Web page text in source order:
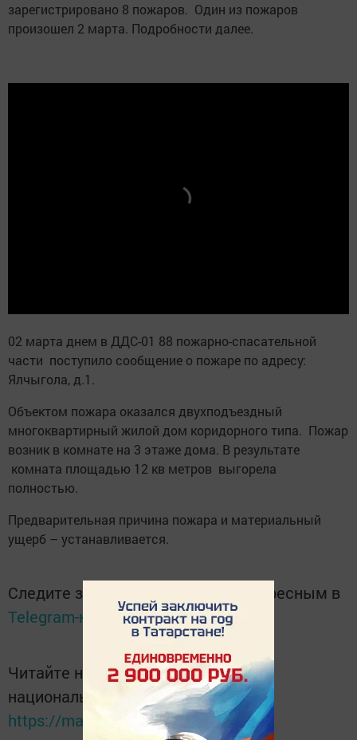
зарегистрировано 8 пожаров. Один из пожаров
произошел 2 марта. Подробности далее.
02 марта днем в ДДС-01 88 пожарно-спасательной
части поступило сообщение о пожаре по адресу:
Ялчыгола, д.1.
Объектом пожара оказался двухподъездный
многоквартирный жилой дом коридорного типа. Пожар
возник в комнате на 3 этаже дома. В результате
комната площадью 12 кв метров выгорела
полностью.
Предварительная причина пожара и материальный
ущерб – устанавливается.
Следите за самым важным и интересным в
Telegram-каналеТатмедиа
Читайте новости Татарстана в
национальном мессенджере MАХ:
https://max.ru/tatmedia